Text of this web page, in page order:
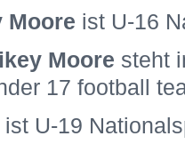
Moore ist U-16
Moore steht
17 football
ist U-19